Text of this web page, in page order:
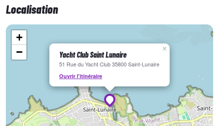
Initiative
Solitaire
Coordination
Localisation
Yacht Club Saint Lunaire
51 Rue du Yacht Club 35800 Saint-Lunaire
Ouvrir l'itinéraire
×
+
−